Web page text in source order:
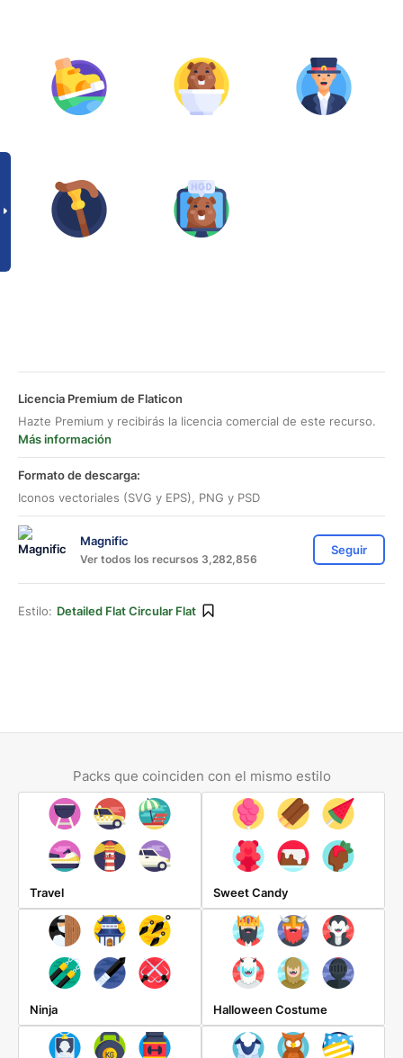
Licencia Premium de Flaticon
Hazte Premium y recibirás la licencia comercial de este recurso.
Más información
Formato de descarga:
Iconos vectoriales (SVG y EPS), PNG y PSD
Magnific
Ver todos los recursos 3,282,856
Seguir
Estilo: Detailed Flat Circular Flat
Packs que coinciden con el mismo estilo
Travel Sweet Candy
Ninja Halloween Costume